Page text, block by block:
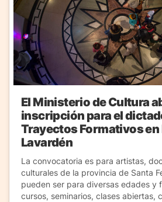
El Ministerio de Cultura
inscripción para el
Trayectos Formativos
Lavardén
La convocatoria es para artistas,
culturales de la provincia de Santa
pueden ser para diversas edades y
cursos, seminarios, clases abiertas,